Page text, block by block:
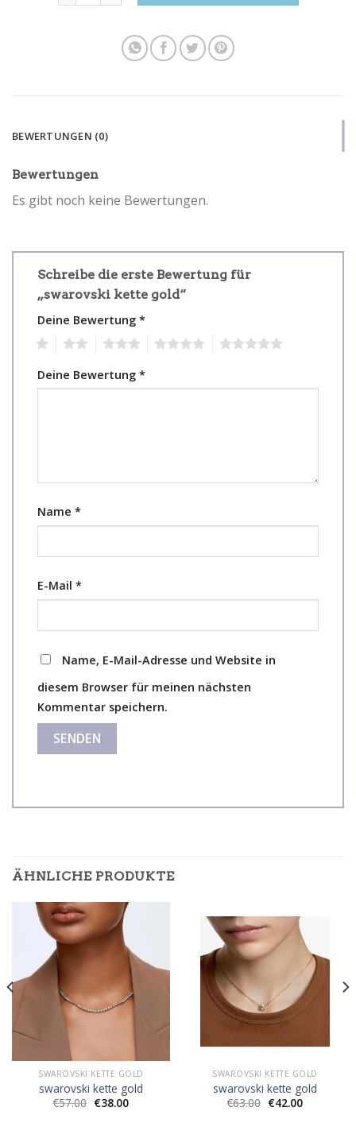
BEWERTUNGEN (0)
Bewertungen
Es gibt noch keine Bewertungen.
Schreibe die erste Bewertung für
„swarovski kette gold“
Deine Bewertung *
Deine Bewertung *
Name *
E-Mail *
Name, E-Mail-Adresse und Website in
diesem Browser für meinen nächsten
Kommentar speichern.
ÄHNLICHE PRODUKTE
SWAROVSKI KETTE GOLD
swarovski kette gold
€57.00 €38.00
SWAROVSKI KETTE GOLD
swarovski kette gold
€63.00 €42.00